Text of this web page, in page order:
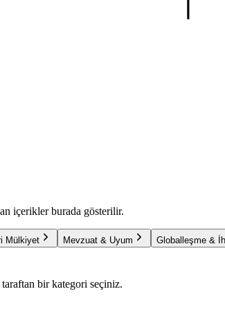
içerikler burada gösterilir.
Mülkiyet Mevzuat & Uyum Globalleşme &
bir kategori seçiniz.